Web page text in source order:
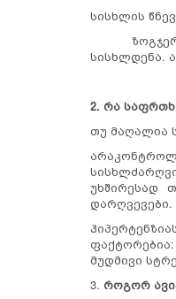
სისხლის
ზოგჯერ
სისხლდენა.
2. რა
თუ მაღალია
უხშირესად
დარღვევები.
მუდმივი
3. როგორ